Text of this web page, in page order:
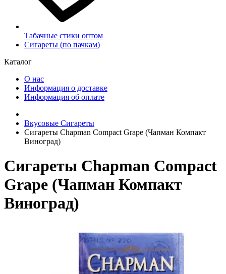
Табачные стики оптом
Сигареты (по пачкам)
Каталог
О нас
Информация о доставке
Информация об оплате
Вкусовые Сигареты
Сигареты Chapman Compact Grape (Чапман Компакт
Виноград)
Сигареты Chapman Compact
Grape (Чапман Компакт
Виноград)